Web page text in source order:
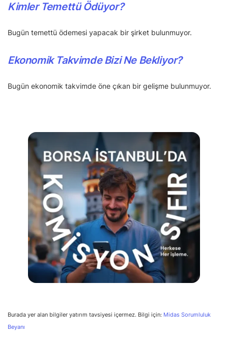
Kimler Temettü Ödüyor?
Bugün temettü ödemesi yapacak bir şirket bulunmuyor.
Ekonomik Takvimde Bizi Ne Bekliyor?
Bugün ekonomik takvimde öne çıkan bir gelişme bulunmuyor.
Burada yer alan bilgiler yatırım tavsiyesi içermez. Bilgi için: Midas Sorumluluk
Beyanı